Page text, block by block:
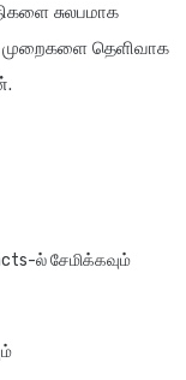
சுலபமாக
முறைகளை தெளிவாக
ல் சேமிக்கவும்